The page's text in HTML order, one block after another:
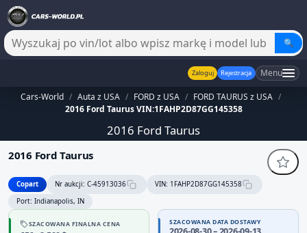
🔍
Zaloguj Rejestracja Menu
Cars-World / Auta z USA / FORD z USA / FORD TAURUS z USA /
2016 Ford Taurus VIN:1FAHP2D87GG145358
2016 Ford Taurus
2016 Ford Taurus
Copart Nr aukcji: C-45913036
VIN: 1FAHP2D87GG145358
Port: Indianapolis, IN
SZACOWANA FINALNA CENA SZACOWANA DATA DOSTAWY